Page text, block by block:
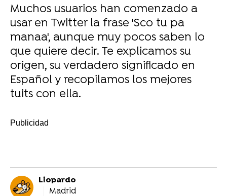
Muchos usuarios han comenzado a
usar en Twitter la frase 'Sco tu pa
manaa', aunque muy pocos saben lo
que quiere decir. Te explicamos su
origen, su verdadero significado en
Español y recopilamos los mejores
tuits con ella.
Liopardo
Madrid